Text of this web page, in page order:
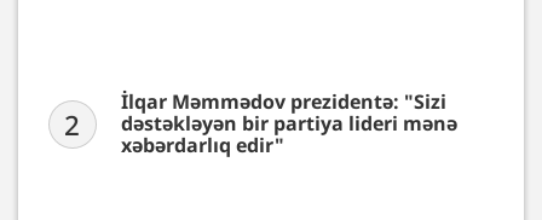
2
İlqar Məmmədov prezidentə: "Sizi
dəstəkləyən bir partiya lideri mənə
xəbərdarlıq edir"